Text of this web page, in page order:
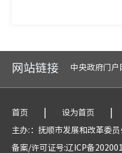
网站链接 中央政府门户
首页 | 设为首页 |
主办:：抚顺市发展和改革委
备案/许可证号:辽ICP备